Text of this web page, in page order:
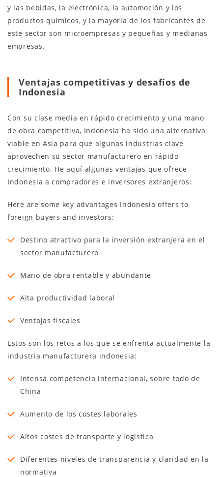
y las bebidas, la electrónica, la automoción y los
productos químicos, y la mayoría de los fabricantes de
este sector son microempresas y pequeñas y medianas
empresas.
Ventajas competitivas y desafíos de
Indonesia
Con su clase media en rápido crecimiento y una mano
de obra competitiva, Indonesia ha sido una alternativa
viable en Asia para que algunas industrias clave
aprovechen su sector manufacturero en rápido
crecimiento. He aquí algunas ventajas que ofrece
Indonesia a compradores e inversores extranjeros:
Here are some key advantages Indonesia offers to
foreign buyers and investors:
Destino atractivo para la inversión extranjera en el
sector manufacturero
Mano de obra rentable y abundante
Alta productividad laboral
Ventajas fiscales
Estos son los retos a los que se enfrenta actualmente la
industria manufacturera indonesia:
Intensa competencia internacional, sobre todo de
China
Aumento de los costes laborales
Altos costes de transporte y logística
Diferentes niveles de transparencia y claridad en la
normativa